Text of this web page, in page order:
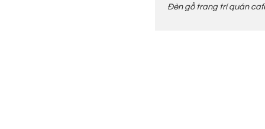
Đèn gỗ trang trí quán